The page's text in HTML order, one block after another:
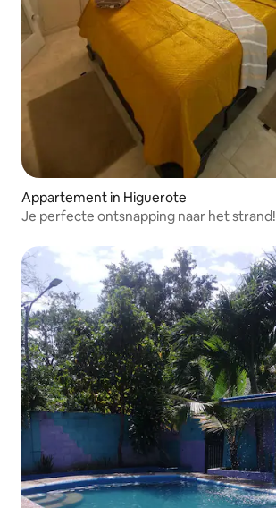
Appartement in Higuerote
Je perfecte ontsnapping naar het strand!